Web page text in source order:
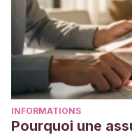
INFORMATIONS
Pourquoi une